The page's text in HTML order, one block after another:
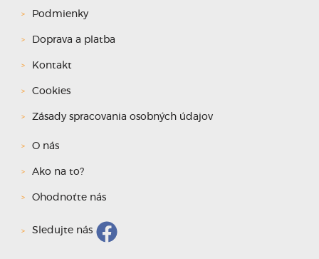
Podmienky
Doprava a platba
Kontakt
Cookies
Zásady spracovania osobných údajov
O nás
Ako na to?
Ohodnoťte nás
Sledujte nás